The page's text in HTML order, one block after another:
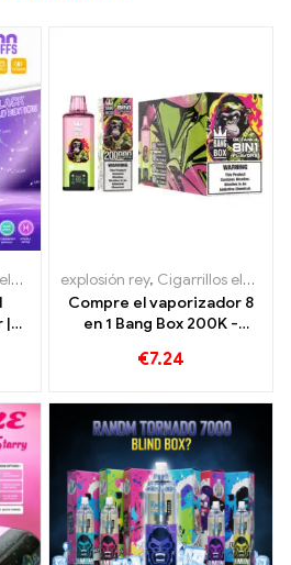
,Cigarrillos
|
explosión rey, Cigarrillos electrónicos desechables
Compre el vaporizador 8
en 1 Bang Box 200K -
Sabores
€7.24